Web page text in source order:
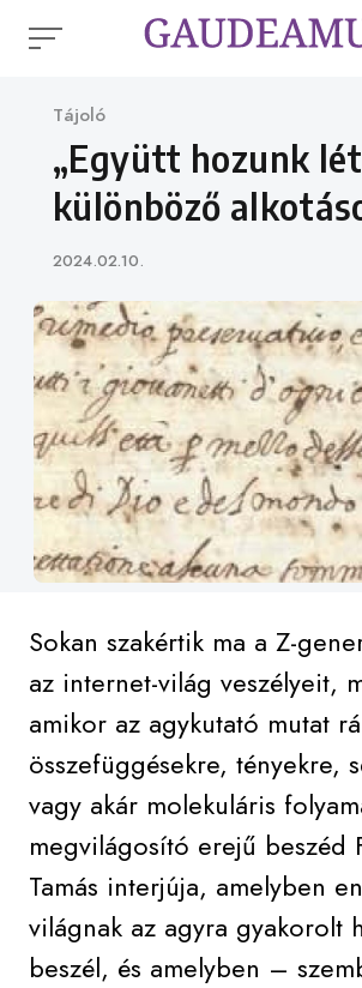
Category
Tájoló
„Együtt hozunk
különböző
Published
2024.02.10.
Sokan szakértik ma a Z-
az internet-világ veszélyeit,
amikor az agykutató mutat
összefüggésekre, tényekre,
vagy akár molekuláris
megvilágosító erejű beszéd
Tamás interjúja, amelyben
világnak az agyra gyakorolt
beszél, és amelyben –